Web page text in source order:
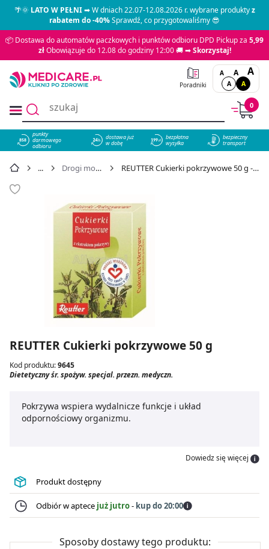
🌴🌞LATO W PEŁNI➡ W dniach 22.07-12.08.2026 r. wybrane produktyz
rabatem do -40%Sprawdź, co przygotowaliśmy 😎
📦 Dostawa do automatów paczkowych i punktów odbioru DPD Pickup za 5,99
złObowiązuje do 12.08 do godziny 12:00 🚚 ➡Skorzystaj!
Poradniki
A A A
A A
0
858
punkty
darmowego
odbioru
dostawa już
w dobę
bezpłatna
wysyłka
bezpieczny
transport
Drogi moczowe REUTTER Cukierki pokrzywowe 50 g - cena 13,99 zł
REUTTER Cukierki pokrzywowe 50 g
Kod produktu:9645
Dietetyczny śr. spożyw. specjal. przezn. medyczn.
Pokrzywa wspiera wydalnicze funkcje i układ
odpornościowy organizmu.
Dowiedz się więcej
Produkt dostępny
Odbiór w aptece już jutro- kup do 20:00
Sposoby dostawy tego produktu: